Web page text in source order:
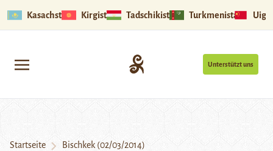
Kasachstan Kirgistan Tadschikistan Turkmenistan
Unterstützt uns
Startseite Bischkek (02/03/2014)